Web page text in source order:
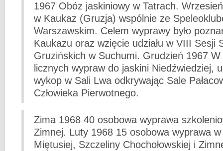
1967 Obóz jaskiniowy w Tatrach.
w Kaukaz (Gruzja) wspólnie ze
Warszawskim. Celem wyprawy było
Kaukazu oraz wzięcie udziału w VIII Sesji
Gruzińskich w Suchumi. Grudzień 1967 W
licznych wypraw do jaskini Niedźwiedziej,
wykop w Sali Lwa odkrywając Sale
Człowieka Pierwotnego.
Zima 1968 40 osobowa wyprawa
Zimnej. Luty 1968 15 osobowa wyprawa
Miętusiej, Szczeliny Chochołowskiej i